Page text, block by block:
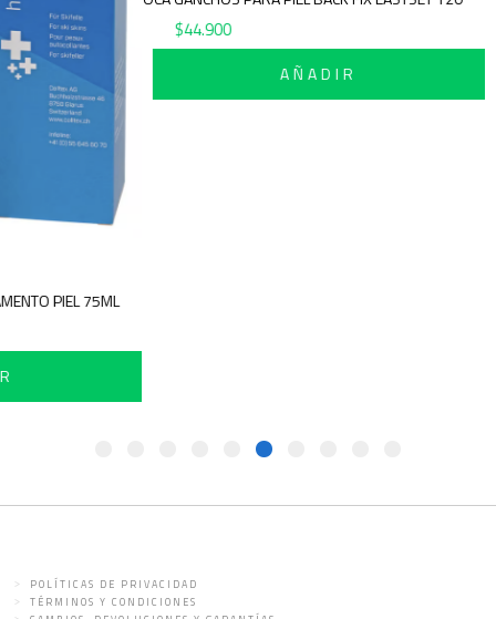
$44.900
AÑADIR
PIEL 75ML
POLÍTICAS DE PRIVACIDAD
TÉRMINOS Y CONDICIONES